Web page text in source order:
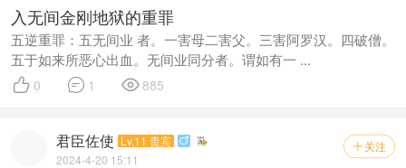
入无间金刚地狱的重罪
五逆重罪：五无间业 者。一害母二害父。三害阿罗汉。四破僧。
五于如来所恶心出血。无间业同分者。谓如有一 ...
 0  1  885
 关注
君臣佐使 Lv.11 贵宾 
2024-4-20 15:11